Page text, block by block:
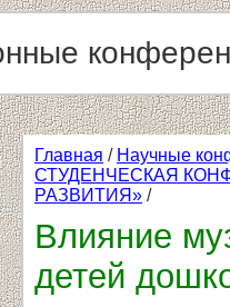
Главная / Научные
СТУДЕНЧЕСКАЯ
РАЗВИТИЯ» /
Влияние
детей